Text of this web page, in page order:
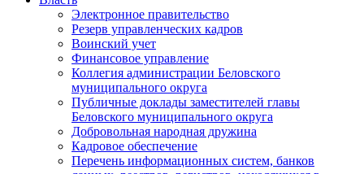
Электронное правительство
Резерв управленческих кадров
Воинский учет
Финансовое управление
Коллегия администрации Беловского
муниципального округа
Публичные доклады заместителей главы
Беловского муниципального округа
Добровольная народная дружина
Кадровое обеспечение
Перечень информационных систем, банков